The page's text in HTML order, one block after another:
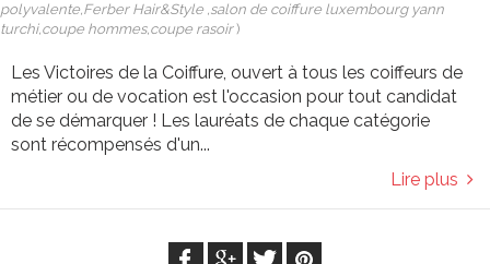
polyvalente,Ferber Hair&Style ,salon de coiffure luxembourg yann
turchi,coupe hommes,coupe rasoir)
Les Victoires de la Coiffure, ouvert à tous les coiffeurs de
métier ou de vocation est l'occasion pour tout candidat
de se démarquer ! Les lauréats de chaque catégorie
sont récompensés d'un...
Lire plus